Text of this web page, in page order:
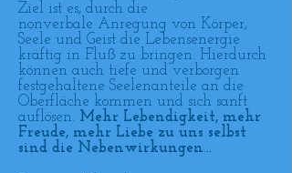
Ziel ist es, durch die
nonverbale Anregung von Körper,
Seele und Geist die Lebensenergie
kräftig in Fluß zu bringen. Hierdurch
können auch tiefe und verborgen
festgehaltene Seelenanteile an die
Oberfläche kommen und sich sanft
auflösen. Mehr Lebendigkeit, mehr
Freude, mehr Liebe zu uns selbst
sind die Nebenwirkungen...